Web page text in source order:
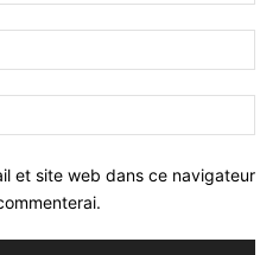
:*
:
et site web dans ce navigateur